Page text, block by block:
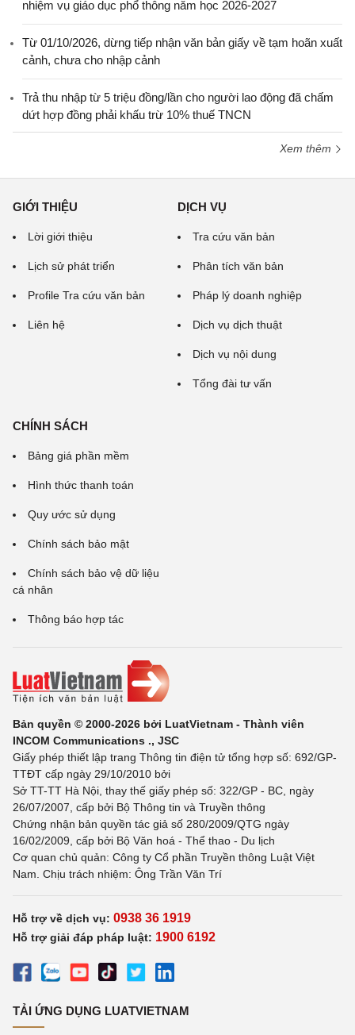
nhiệm vụ giáo dục phổ thông năm học 2026-2027
Từ 01/10/2026, dừng tiếp nhận văn bản giấy về tạm hoãn xuất
cảnh, chưa cho nhập cảnh
Trả thu nhập từ 5 triệu đồng/lần cho người lao động đã chấm
dứt hợp đồng phải khấu trừ 10% thuế TNCN
Xem thêm
GIỚI THIỆU
Lời giới thiệu
Lịch sử phát triển
Profile Tra cứu văn bản
Liên hệ
DỊCH VỤ
Tra cứu văn bản
Phân tích văn bản
Pháp lý doanh nghiệp
Dịch vụ dịch thuật
Dịch vụ nội dung
Tổng đài tư vấn
CHÍNH SÁCH
Bảng giá phần mềm
Hình thức thanh toán
Quy ước sử dụng
Chính sách bảo mật
Chính sách bảo vệ dữ liệu
cá nhân
Thông báo hợp tác
Bản quyền © 2000-2026 bởi LuatVietnam - Thành viên
INCOM Communications ., JSC
Giấy phép thiết lập trang Thông tin điện tử tổng hợp số: 692/GP-
TTĐT cấp ngày 29/10/2010 bởi
Sở TT-TT Hà Nội, thay thế giấy phép số: 322/GP - BC, ngày
26/07/2007, cấp bởi Bộ Thông tin và Truyền thông
Chứng nhận bản quyền tác giả số 280/2009/QTG ngày
16/02/2009, cấp bởi Bộ Văn hoá - Thể thao - Du lịch
Cơ quan chủ quản: Công ty Cổ phần Truyền thông Luật Việt
Nam. Chịu trách nhiệm: Ông Trần Văn Trí
Hỗ trợ về dịch vụ: 0938 36 1919
Hỗ trợ giải đáp pháp luật: 1900 6192
TẢI ỨNG DỤNG LUATVIETNAM